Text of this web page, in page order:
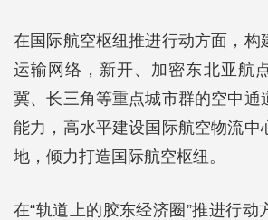
在国际航空枢纽推进行动方面，构
运输网络，新开、加密东北亚航
冀、长三角等重点城市群的空中通
能力，高水平建设国际航空物流中
地，倾力打造国际航空枢纽。
在“轨道上的胶东经济圈”推进行动